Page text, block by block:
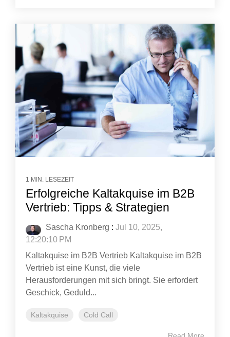
1 MIN. LESEZEIT
Erfolgreiche Kaltakquise im B2B
Vertrieb: Tipps & Strategien
Sascha Kronberg : Jul 10, 2025,
12:20:10 PM
Kaltakquise im B2B Vertrieb Kaltakquise im B2B
Vertrieb ist eine Kunst, die viele
Herausforderungen mit sich bringt. Sie erfordert
Geschick, Geduld...
Kaltakquise Cold Call
Read More